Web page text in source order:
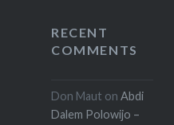
RECENT
COMMENTS
Don Maut on Abdi
Dalem Polowijo –